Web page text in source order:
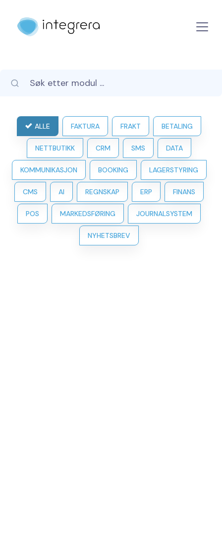
ALLE FAKTURA FRAKT BETALING
NETTBUTIKK CRM SMS DATA
KOMMUNIKASJON BOOKING LAGERSTYRING
CMS AI REGNSKAP ERP FINANS
POS MARKEDSFØRING JOURNALSYSTEM
NYHETSBREV